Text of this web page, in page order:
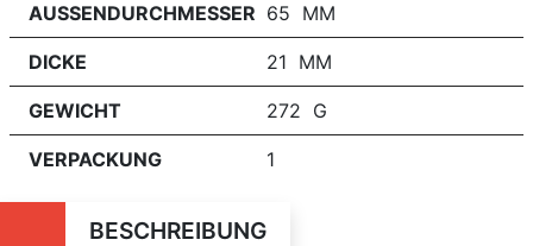
AUSSENDURCHMESSER 65 MM
DICKE 21 MM
GEWICHT 272 G
VERPACKUNG 1
BESCHREIBUNG